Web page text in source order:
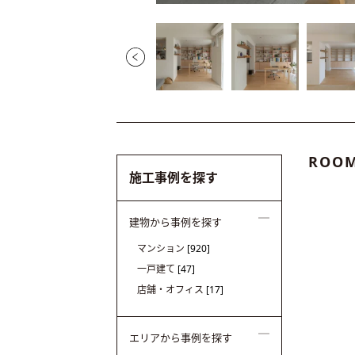
施工事例を探す
建物から事例を探す
マンション [920]
一戸建て [47]
店舗・オフィス [17]
エリアから事例を探す